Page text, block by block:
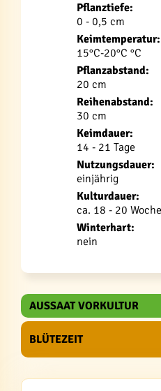
Pflanztiefe:
0 - 0,5 cm
Keimtemperatur:
15°C-20°C °C
Pflanzabstand:
20 cm
Reihenabstand:
30 cm
Keimdauer:
14 - 21 Tage
Nutzungsdauer:
einjährig
Kulturdauer:
ca. 18 - 20
Winterhart:
nein
AUSSAAT VORKULTUR
BLÜTEZEIT